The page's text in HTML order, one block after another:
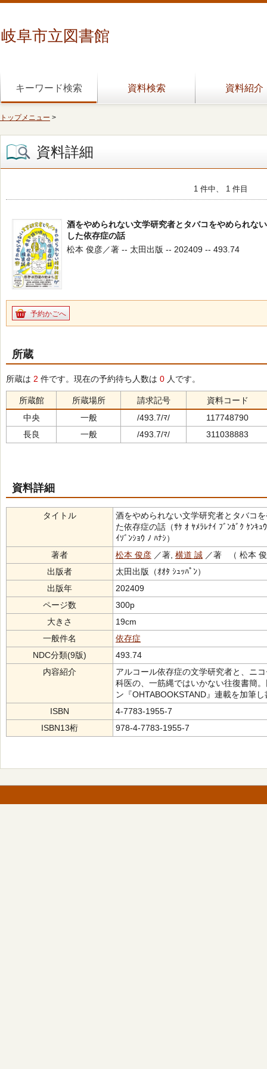
岐阜市立図書館
キーワード検索 資料検索 資料紹介
トップメニュー >
資料詳細
1 件中、 1 件目
酒をやめられない文学研究者とタバコをやめられな
した依存症の話
松本 俊彦／著 -- 太田出版 -- 202409 -- 493.74
予約かごへ
所蔵
所蔵は 2 件です。現在の予約待ち人数は 0 人です。
所蔵館 所蔵場所 請求記号
資料コード
中央
一般 /493.7/ﾏ/
117748790
長良
一般 /493.7/ﾏ/ 311038883
資料詳細
タイトル
酒をやめられない文学研究者とタバコ
た依存症の話（ｻｹ ｵ ﾔﾒﾗﾚﾅｲ ﾌﾞﾝｶﾞｸ ｹﾝｷｭ
ｲｿﾞﾝｼｮｳ ﾉ ﾊﾅｼ）
著者
松本 俊彦 ／著, 横道 誠 ／著 （ 松本
出版者
太田出版（ｵｵﾀ ｼｭｯﾊﾟﾝ）
出版年
202409
ページ数
300p
大きさ
19cm
一般件名
依存症
NDC分類(9版)
493.74
内容紹介
アルコール依存症の文学研究者と、ニ
科医の、一筋縄ではいかない往復書簡
ン『OHTABOOKSTAND』連載を加筆
ISBN
4-7783-1955-7
ISBN13桁
978-4-7783-1955-7